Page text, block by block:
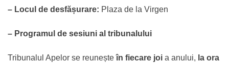
– Locul de desfășurare: Plaza de la Virgen
– Programul de sesiuni al tribunalului
Tribunalul Apelor se reuneșteîn fiecare joi a anului, la ora